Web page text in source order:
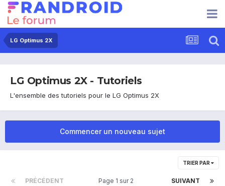
LG Optimus 2X
LG Optimus 2X - Tutoriels
L'ensemble des tutoriels pour le LG Optimus 2X
Commencer un nouveau sujet
TRIER PAR
PRÉCÉDENT SUIVANT
Page 1 sur 2